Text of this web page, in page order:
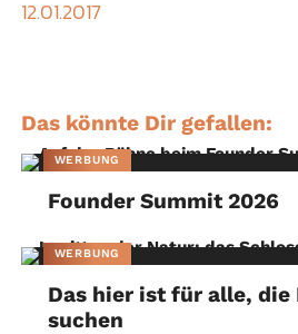
Das könnte Dir gefallen:
WERBUNG
Founder Summit 2026
WERBUNG
Das hier ist für alle, die
suchen